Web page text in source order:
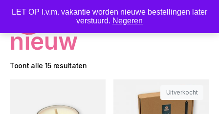
LET OP I.v.m. vakantie worden nieuwe bestellingen later
verstuurd. Negeren
nieuw
Toont alle 15 resultaten
Uitverkocht